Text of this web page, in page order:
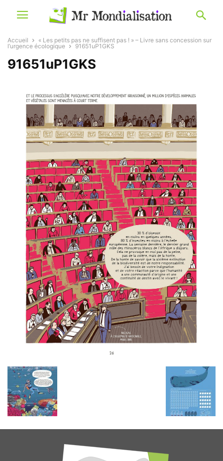
Accueil
« Les petits pas ne suffisent pas ! » – Livre sans concession sur
l’urgence écologique
91651uP1GKS
91651uP1GKS